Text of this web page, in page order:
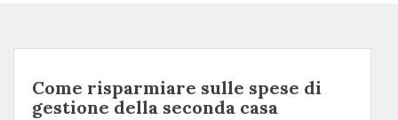
Come risparmiare sulle spese di
gestione della seconda casa